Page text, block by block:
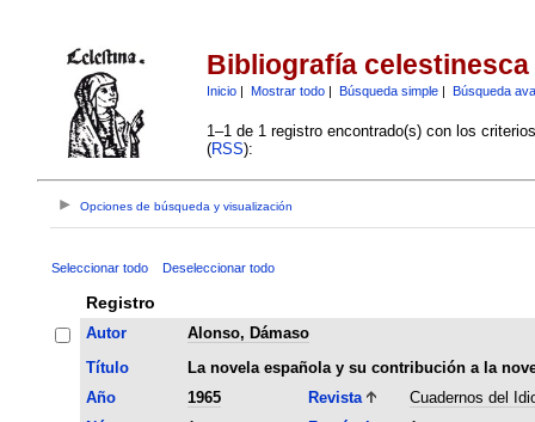
Bibliografía celestinesca
Inicio| Mostrar todo| Búsqueda simple| Búsqueda
1–1 de 1 registro encontrado(s) con los
(RSS):
Opciones de búsqueda y visualización
Seleccionar todo Deseleccionar todo
Registro
Autor
Alonso, Dámaso
Título
La novela española y su contribución a la
Año
1965 Revista
Cuadernos del